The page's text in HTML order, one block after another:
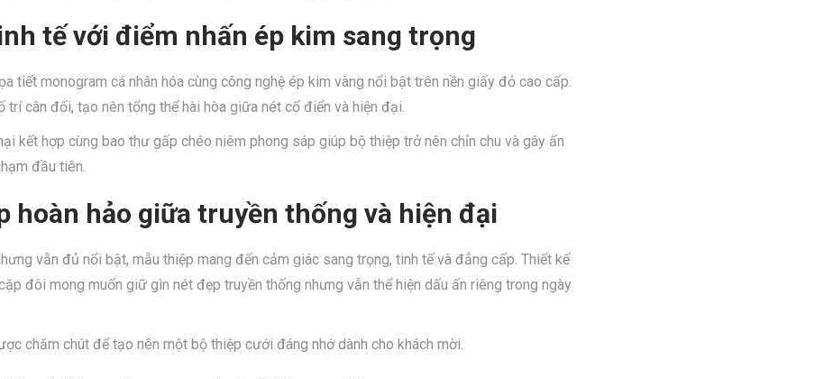
tế với điểm nhấn ép kim sang trọng
tiết monogram cá nhân hóa cùng công nghệ ép kim vàng nổi bật trên nền giấy đỏ cao cấp.
trí cân đối, tạo nên tổng thể hài hòa giữa nét cổ điển và hiện đại.
kết hợp cùng bao thư gấp chéo niêm phong sáp giúp bộ thiệp trở nên chỉn chu và gây ấn
đầu tiên.
hoàn hảo giữa truyền thống và hiện đại
vẫn đủ nổi bật, mẫu thiệp mang đến cảm giác sang trọng, tinh tế và đẳng cấp. Thiết kế
đôi mong muốn giữ gìn nét đẹp truyền thống nhưng vẫn thể hiện dấu ấn riêng trong ngày
chăm chút để tạo nên một bộ thiệp cưới đáng nhớ dành cho khách mời.